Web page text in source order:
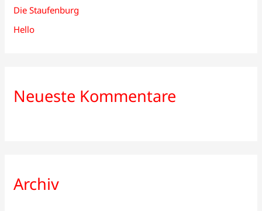
a
c
Die Staufenburg
Hello
Neueste Kommentare
Archiv